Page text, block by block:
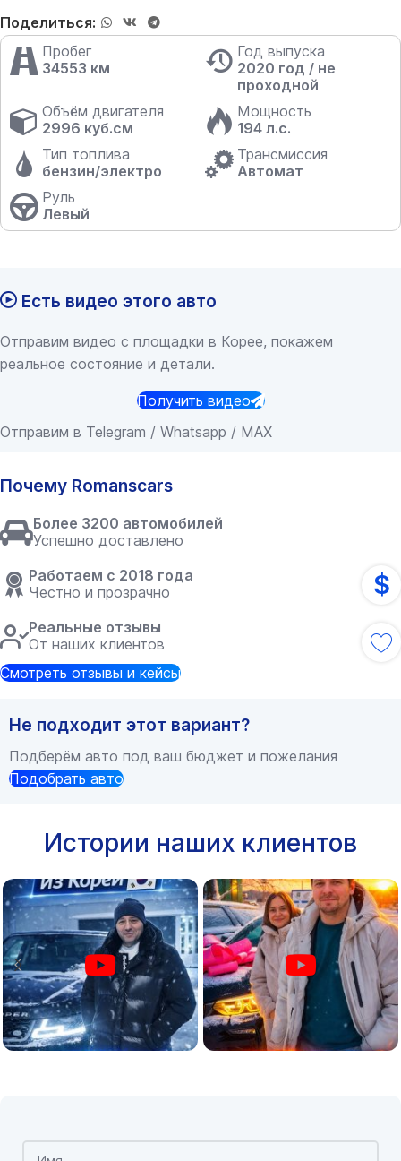
Поделиться:
Пробег
34553 км
Год выпуска
2020 год / не
проходной
Объём двигателя
2996 куб.см
Мощность
194 л.с.
Тип топлива
бензин/электро
Трансмиссия
Автомат
Руль
Левый
Есть видео этого авто
Отправим видео с площадки в Корее, покажем
реальное состояние и детали.
Получить видео
Отправим в Telegram / Whatsapp / MAX
Почему Romanscars
Более 3200 автомобилей
Успешно доставлено
Работаем с 2018 года
Честно и прозрачно
Реальные отзывы
От наших клиентов
Смотреть отзывы и кейсы
Не подходит этот вариант?
Подберём авто под ваш бюджет и пожелания
Подобрать авто
Истории наших клиентов
$